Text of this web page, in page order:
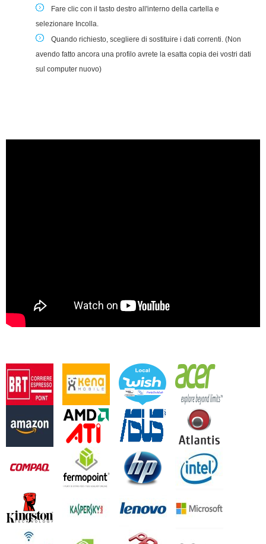
Fare clic con il tasto destro all'interno della cartella e
selezionare Incolla.
Quando richiesto, scegliere di sostituire i dati correnti. (Non
avendo fatto ancora una profilo avrete la esatta copia dei vostri dati
sul computer nuovo)